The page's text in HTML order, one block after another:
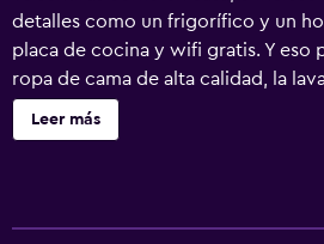
detalles como un frigorífico y un
placa de cocina y wifi gratis. Y eso
ropa de cama de alta calidad, la
hervidor eléctrico.
Leer más